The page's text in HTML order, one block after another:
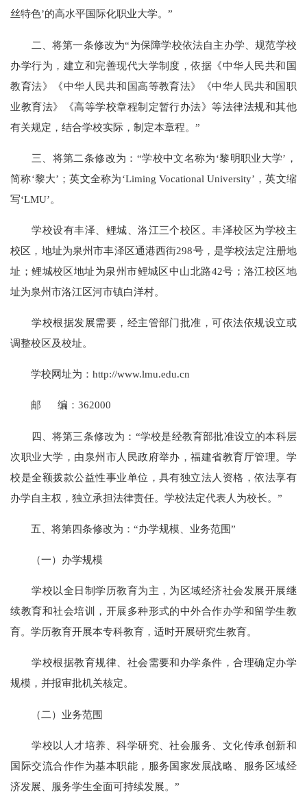
丝特色’的高水平国际化职业大学。”
二、将第一条修改为“为保障学校依法自主办学、规范学校
办学行为，建立和完善现代大学制度，依据《中华人民共和国
教育法》《中华人民共和国高等教育法》《中华人民共和国职
业教育法》《高等学校章程制定暂行办法》等法律法规和其他
有关规定，结合学校实际，制定本章程。”
三、将第二条修改为：“学校中文名称为‘黎明职业大学’，
简称‘黎大’；英文全称为‘Liming Vocational University’，英文缩
写‘LMU’。
学校设有丰泽、鲤城、洛江三个校区。丰泽校区为学校主
校区，地址为泉州市丰泽区通港西街298号，是学校法定注册地
址；鲤城校区地址为泉州市鲤城区中山北路42号；洛江校区地
址为泉州市洛江区河市镇白洋村。
学校根据发展需要，经主管部门批准，可依法依规设立或
调整校区及校址。
学校网址为：http://www.lmu.edu.cn
邮 编：362000
四、将第三条修改为：“学校是经教育部批准设立的本科层
次职业大学，由泉州市人民政府举办，福建省教育厅管理。学
校是全额拨款公益性事业单位，具有独立法人资格，依法享有
办学自主权，独立承担法律责任。学校法定代表人为校长。”
五、将第四条修改为：“办学规模、业务范围”
（一）办学规模
学校以全日制学历教育为主，为区域经济社会发展开展继
续教育和社会培训，开展多种形式的中外合作办学和留学生教
育。学历教育开展本专科教育，适时开展研究生教育。
学校根据教育规律、社会需要和办学条件，合理确定办学
规模，并报审批机关核定。
（二）业务范围
学校以人才培养、科学研究、社会服务、文化传承创新和
国际交流合作作为基本职能，服务国家发展战略、服务区域经
济发展、服务学生全面可持续发展。”